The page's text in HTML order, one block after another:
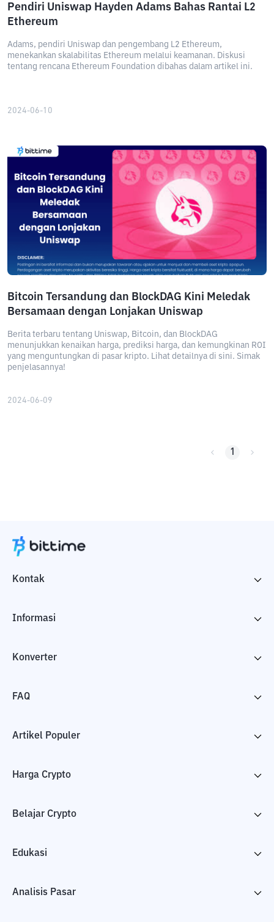
Pendiri Uniswap Hayden Adams Bahas Rantai L2
Ethereum
Adams, pendiri Uniswap dan pengembang L2 Ethereum,
menekankan skalabilitas Ethereum melalui keamanan. Diskusi
tentang rencana Ethereum Foundation dibahas dalam artikel ini.
2024-06-10
Bitcoin Tersandung dan BlockDAG Kini Meledak
Bersamaan dengan Lonjakan Uniswap
Berita terbaru tentang Uniswap, Bitcoin, dan BlockDAG
menunjukkan kenaikan harga, prediksi harga, dan kemungkinan ROI
yang menguntungkan di pasar kripto. Lihat detailnya di sini. Simak
penjelasannya!
2024-06-09
1
Kontak
Informasi
Konverter
FAQ
Artikel Populer
Harga Crypto
Belajar Crypto
Edukasi
Analisis Pasar